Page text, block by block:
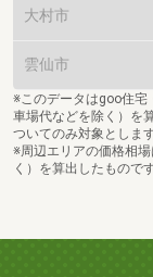
大村市
雲仙市
※このデータはgoo住宅
車場代などを除く）を
ついてのみ対象とします
※周辺エリアの価格相
く）を算出したものです